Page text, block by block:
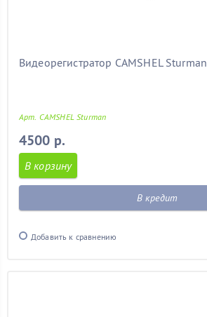
Видеорегистратор CAMSHEL Sturman
Арт. CAMSHEL Sturman
4500 р.
В корзину
В кредит
Добавить к сравнению